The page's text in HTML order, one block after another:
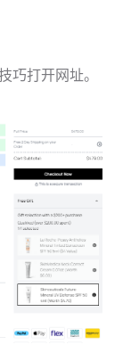
巧打开网址。